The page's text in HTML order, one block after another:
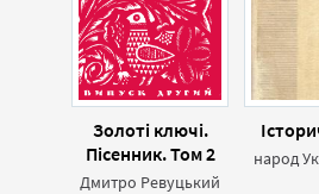
Золоті ключі.
Пісенник. Том 2
Дмитро Ревуцький
народ